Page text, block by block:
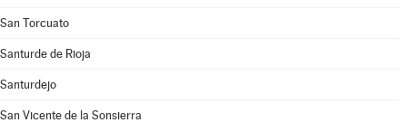
San Torcuato
Santurde de Rioja
Santurdejo
San Vicente de la Sonsierra